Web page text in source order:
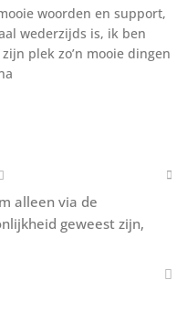
woorden en support,
wederzijds is, ik ben
plek zo’n mooie dingen
alleen via de
geweest zijn,